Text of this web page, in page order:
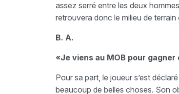
assez serré entre les deux
retrouvera donc le milieu de terrain
B. A.
«Je viens au MOB pour
Pour sa part, le joueur s’est
beaucoup de belles choses. Son